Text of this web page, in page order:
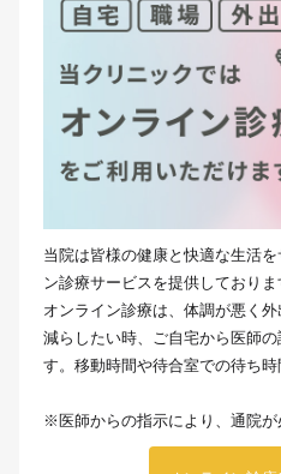
当院は皆様の健康と快適な生活
ン診療サービスを提供しておりま
オンライン診療は、体調が悪く
減らしたい時、ご自宅から医師
す。移動時間や待合室での待ち時
※医師からの指示により、通院が